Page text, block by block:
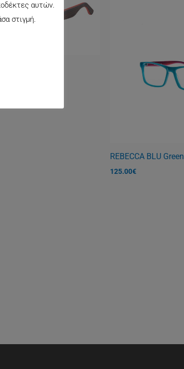
1244
REBECCA BLU Green
125.00€
αυτών.
στιγμή.